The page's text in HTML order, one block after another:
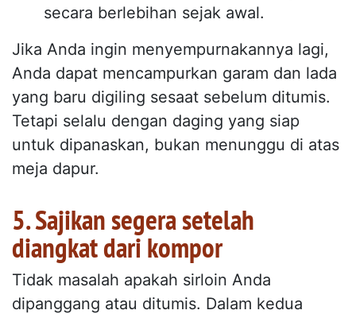
secara berlebihan sejak awal.
Jika Anda ingin menyempurnakannya lagi,
Anda dapat mencampurkan garam dan lada
yang baru digiling sesaat sebelum ditumis.
Tetapi selalu dengan daging yang siap
untuk dipanaskan, bukan menunggu di atas
meja dapur.
5. Sajikan segera setelah
diangkat dari kompor
Tidak masalah apakah sirloin Anda
dipanggang atau ditumis. Dalam kedua